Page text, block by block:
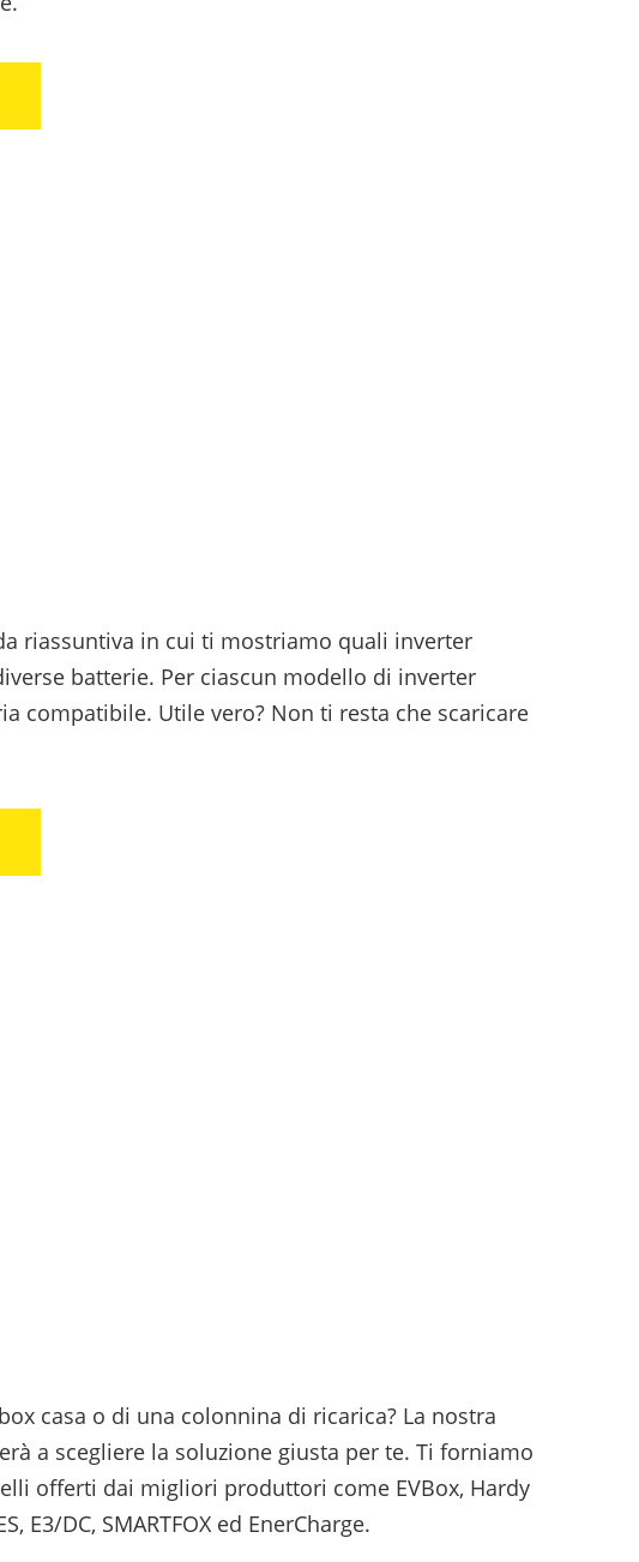
riassuntiva in cui ti mostriamo quali inverter
batterie. Per ciascun modello di inverter
compatibile. Utile vero? Non ti resta che scaricare
casa o di una colonnina di ricarica? La nostra
a scegliere la soluzione giusta per te. Ti forniamo
offerti dai migliori produttori come EVBox, Hardy
E3/DC, SMARTFOX ed EnerCharge.